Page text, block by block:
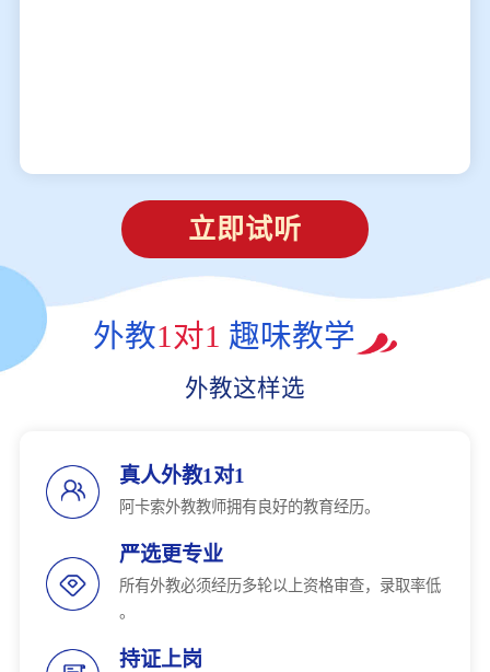
立即试听
外教1对1 趣味教学
外教这样选
真人外教1对1
阿卡索外教教师拥有良好的教育经历。
严选更专业
所有外教必须经历多轮以上资格审查，录取率低
。
持证上岗